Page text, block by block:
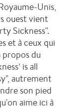
Unis,
ouest vient
Sickness".
et à ceux qui
propos du
is all
autrement
son pied
aime ici à